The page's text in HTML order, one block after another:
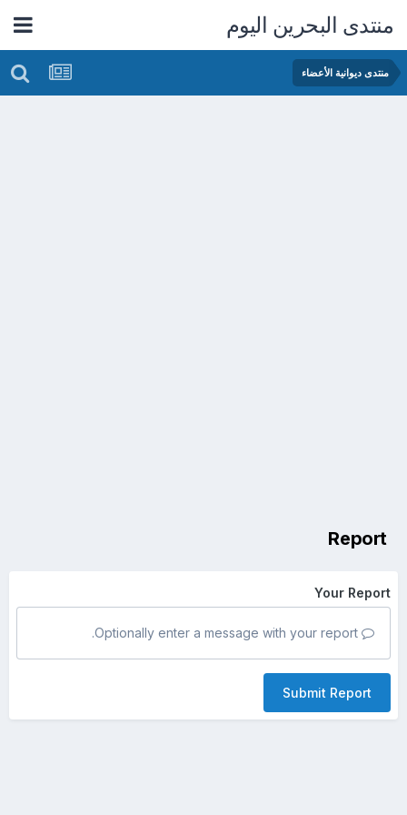
منتدى البحرين اليوم
منتدى ديوانية الأعضاء
Report
Your Report
Submit Report